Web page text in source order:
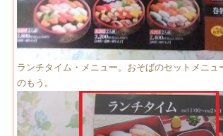
ランチタイム・メニュー。おそばのセットメニュ
のもう。